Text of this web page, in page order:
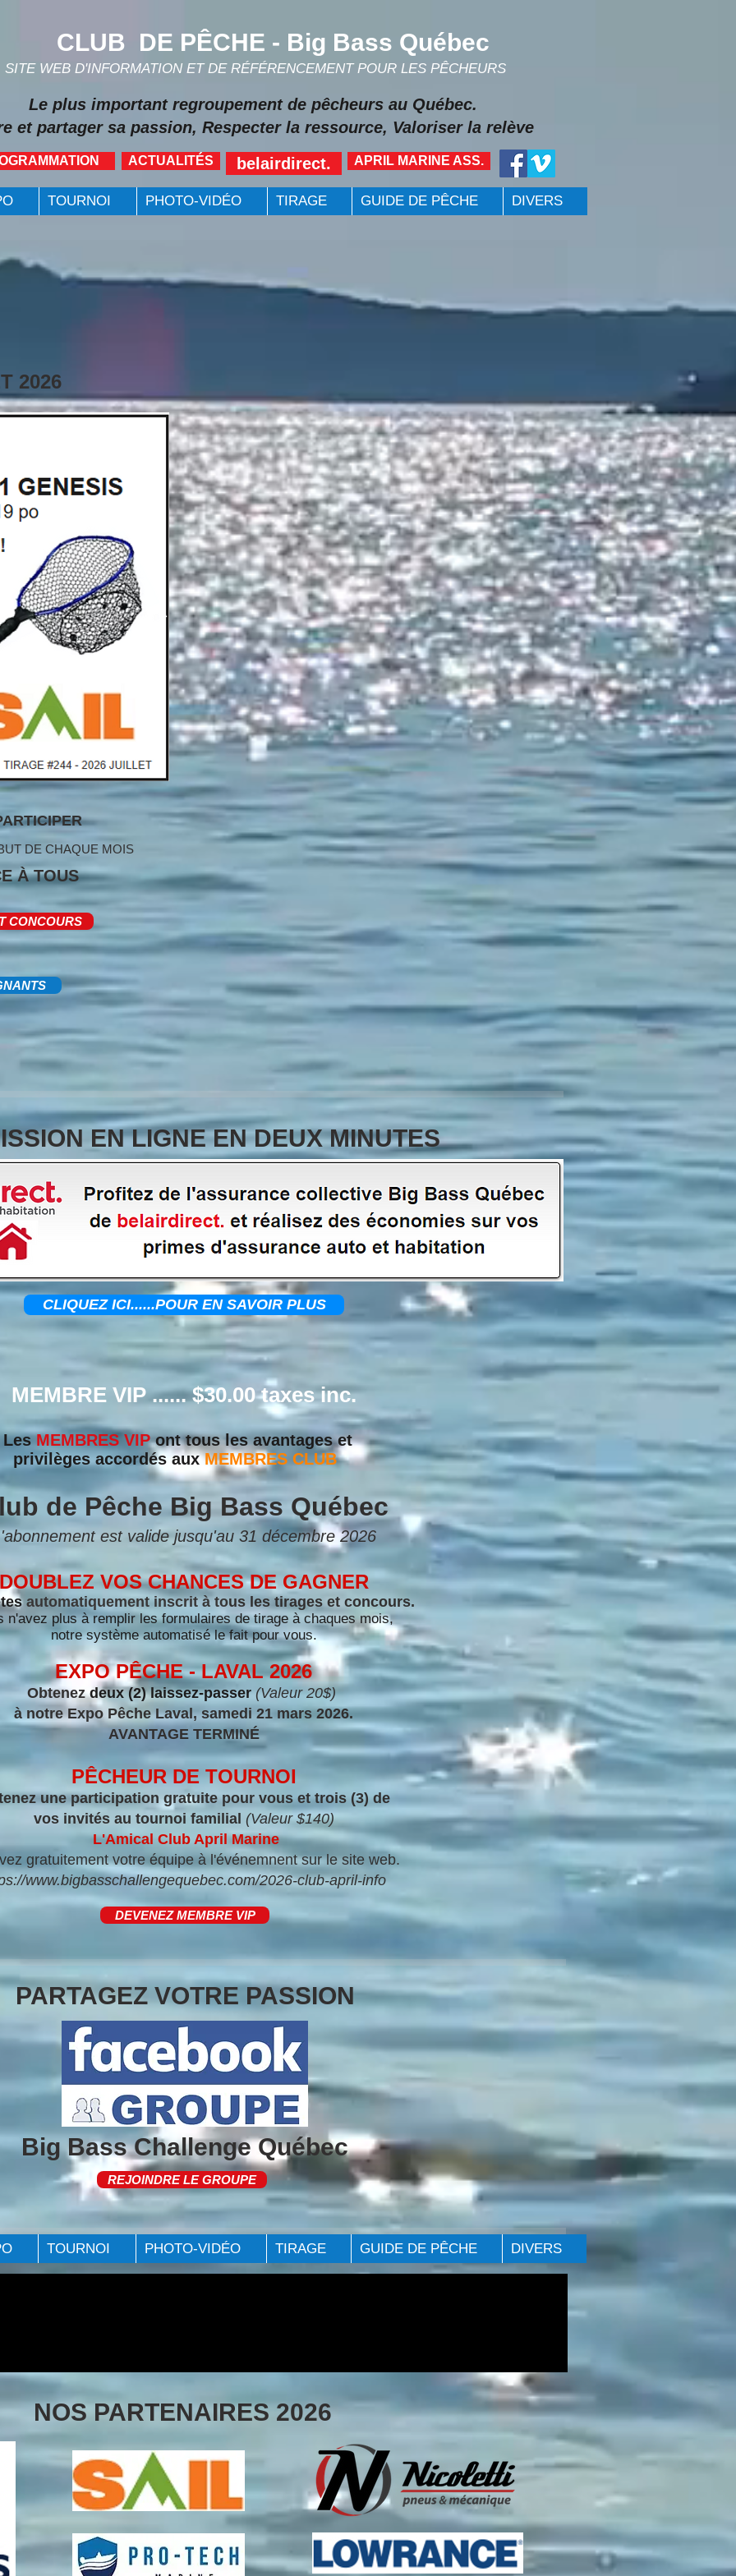
CLUB DE PÊCHE - Big Bass Québec
SITE WEB D'INFORMATION ET DE RÉFÉRENCEMENT POUR LES PÊCHEURS
et partager sa passion, Respecter la ressource, Valoriser la relève
ACTUALITÉS belairdirect. APRIL MARINE ASS.
Le plus important regroupement de pêcheurs au Québec.
TOURNOI PHOTO-VIDÉO TIRAGE GUIDE DE PÊCHE DIVERS
2026
DE CHAQUE MOIS
À TOUS
CONCOURS
EN LIGNE EN DEUX MINUTES
CLIQUEZ ICI......POUR EN SAVOIR PLUS
MEMBRE VIP ...... $30.00 taxes inc.
LesMEMBRES VIPont tous les avantages et
privilèges accordés auxMEMBRES CLUB
de Pêche Big Bass Québec
est valide jusqu'au 31 décembre 2026
VOS CHANCES DE GAGNER
automatiquement inscrit à tous les tirages et concours.
n'avez plus à remplir les formulaires de tirage à chaques mois,
notre système automatisé le fait pour vous.
EXPO PÊCHE - LAVAL 2026
Obtenezdeux (2) laissez-passer (Valeur 20$)
à notreExpo PêcheLaval, samedi 21 mars 2026.
AVANTAGE TERMINÉ
PÊCHEUR DE TOURNOI
une participation gratuite pour vous et trois (3) de
vos invités au tournoi familial (Valeur $140)
L'Amical Club April Marine
gratuitement votre équipe à l'événemnent sur le site web.
www.bigbasschallengequebec.com/2026-club-april-info
DEVENEZ MEMBRE VIP
PARTAGEZ VOTRE PASSION
Big Bass Challenge Québec
REJOINDRE LE GROUPE
TOURNOI PHOTO-VIDÉO TIRAGE GUIDE DE PÊCHE DIVERS
NOS PARTENAIRES 2026